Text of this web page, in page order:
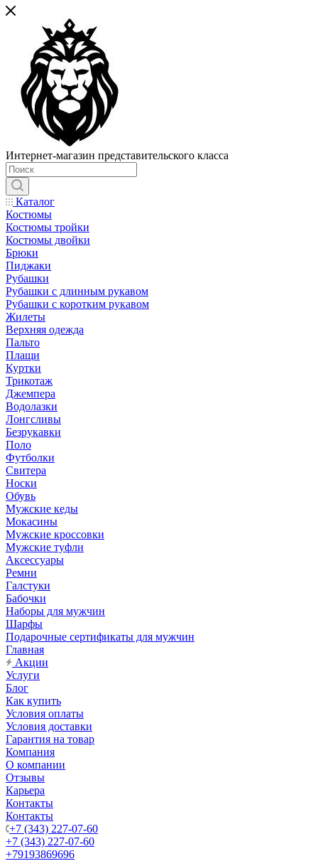
Интернет-магазин представительского класса
Каталог
Костюмы
Костюмы тройки
Костюмы двойки
Брюки
Пиджаки
Рубашки
Рубашки с длинным рукавом
Рубашки с коротким рукавом
Жилеты
Верхняя одежда
Пальто
Плащи
Куртки
Трикотаж
Джемпера
Водолазки
Лонгсливы
Безрукавки
Поло
Футболки
Свитера
Носки
Обувь
Мужские кеды
Мокасины
Мужские кроссовки
Мужские туфли
Аксессуары
Ремни
Галстуки
Бабочки
Наборы для мужчин
Шарфы
Подарочные сертификаты для мужчин
Главная
Акции
Услуги
Блог
Как купить
Условия оплаты
Условия доставки
Гарантия на товар
Компания
О компании
Отзывы
Карьера
Контакты
Контакты
+7 (343) 227-07-60
+7 (343) 227-07-60
+79193869696